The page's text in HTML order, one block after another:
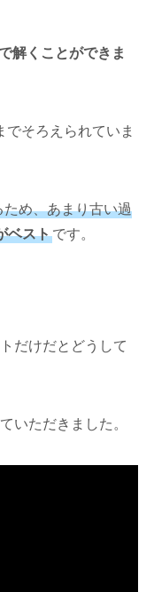
解くことができま
そろえられていま
め、あまり古い過
ベストです。
だけだとどうして
いただきました。